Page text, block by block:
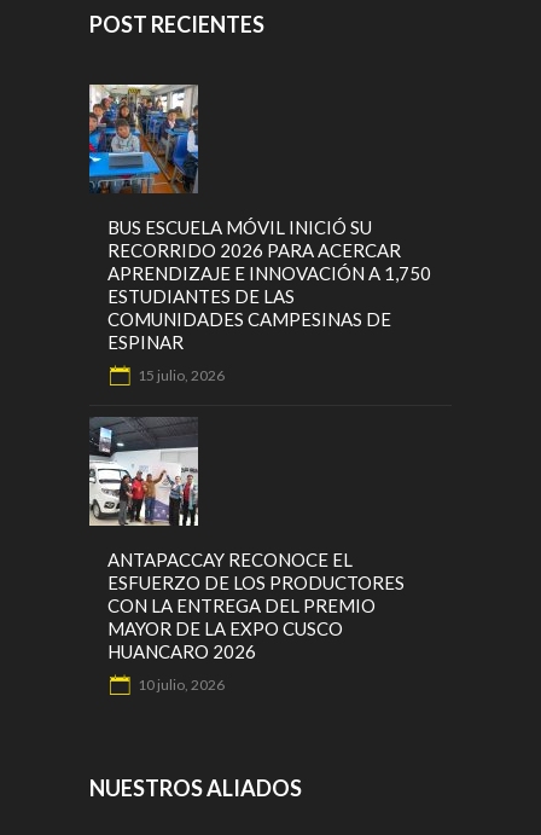
POST RECIENTES
BUS ESCUELA MÓVIL INICIÓ SU
RECORRIDO 2026 PARA ACERCAR
APRENDIZAJE E INNOVACIÓN A 1,750
ESTUDIANTES DE LAS
COMUNIDADES CAMPESINAS DE
ESPINAR
15 julio, 2026
ANTAPACCAY RECONOCE EL
ESFUERZO DE LOS PRODUCTORES
CON LA ENTREGA DEL PREMIO
MAYOR DE LA EXPO CUSCO
HUANCARO 2026
10 julio, 2026
NUESTROS ALIADOS